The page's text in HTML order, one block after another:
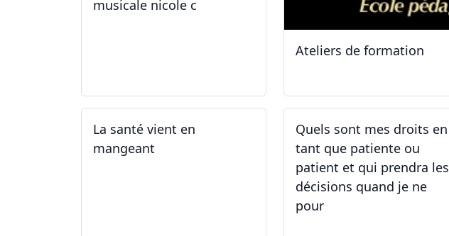
musicale nicole c
Ateliers de formation
La santé vient en
mangeant
Quels sont mes droits en
tant que patiente ou
patient et qui prendra les
décisions quand je ne
pour